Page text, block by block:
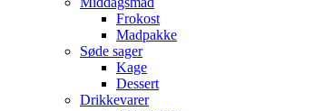
Frokost
Madpakke
Søde sager
Kage
Dessert
Drikkevarer